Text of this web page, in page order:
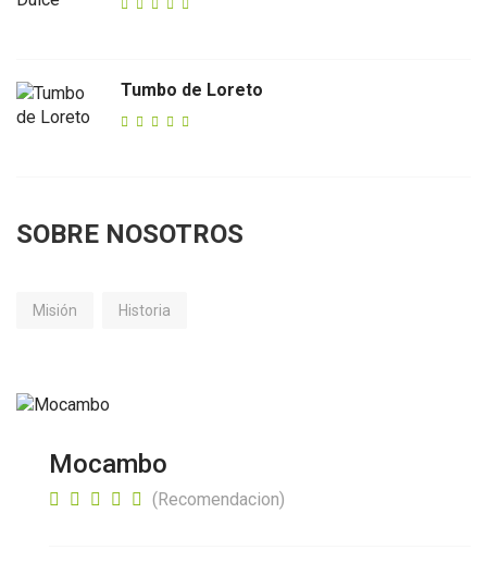
Tumbo de Loreto
SOBRE NOSOTROS
Misión Historia
Mocambo
(Recomendacion)